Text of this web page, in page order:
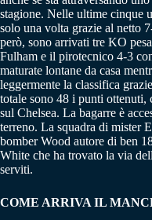
stagione. Nelle ultime cinque
solo una volta grazie al netto
però, sono arrivati tre KO
Fulham e il pirotecnico 4-3
maturate lontane da casa
leggermente la classifica
totale sono 48 i punti
sul Chelsea. La bagarre è
terreno. La squadra di mister
bomber Wood autore di ben
White che ha trovato la via
serviti.
COME ARRIVA IL